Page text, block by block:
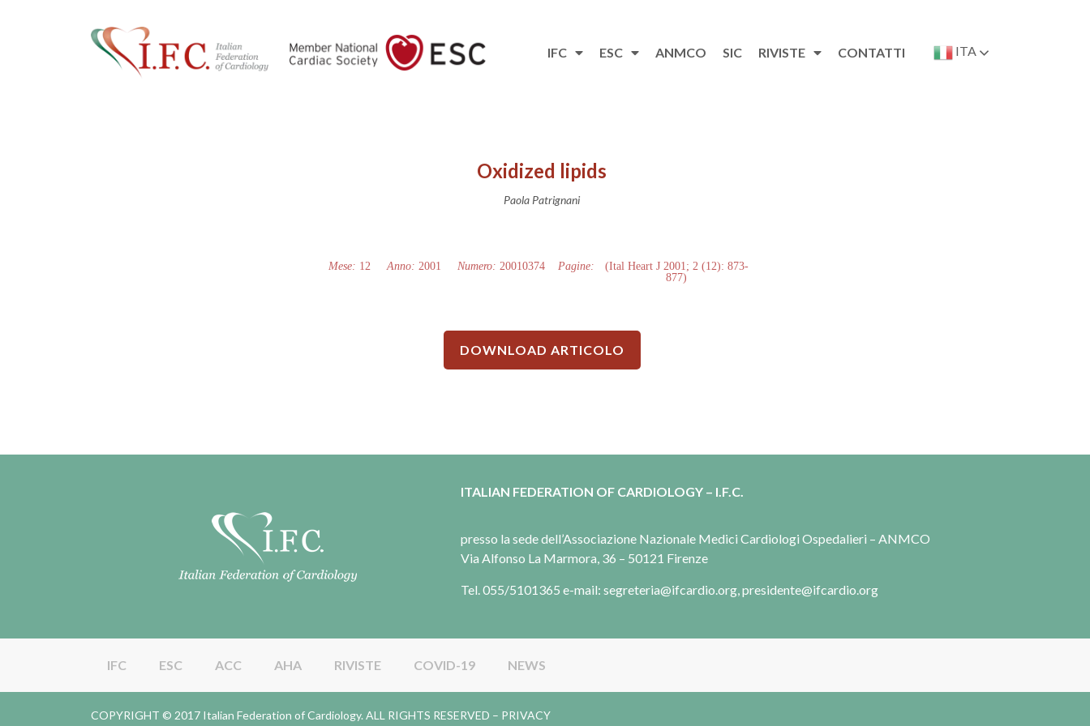
IFC ESC ANMCO SIC RIVISTE CONTATTI ITA
Oxidized lipids
Paola Patrignani
Mese: 12 Anno: 2001 Numero: 20010374 Pagine:
(Ital Heart J 2001; 2 (12): 873-
877)
DOWNLOAD ARTICOLO
ITALIAN FEDERATION OF CARDIOLOGY – I.F.C.
presso la sede dell’Associazione Nazionale Medici Cardiologi Ospedalieri – ANMCO
Via Alfonso La Marmora, 36 – 50121 Firenze
Tel. 055/5101365 e-mail: segreteria@ifcardio.org, presidente@ifcardio.org
IFC ESC ACC AHA RIVISTE COVID-19 NEWS
COPYRIGHT © 2017 Italian Federation of Cardiology. ALL RIGHTS RESERVED – PRIVACY